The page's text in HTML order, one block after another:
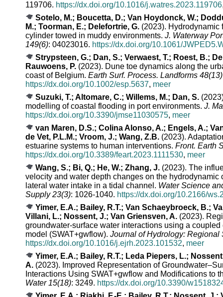
119706. https://dx.doi.org/10.1016/j.watres.2023.119706
Sotelo, M.; Boucetta, D.; Van Hoydonck, W.;
M.; Toorman, E.; Delefortrie, G. (2023). Hydrodynamic
cylinder towed in muddy environments. J. Waterway
149(6): 04023016. https://dx.doi.org/10.1061/
Strypsteen, G.; Dan, S.; Verwaest, T.; Roest, B.;
Rauwoens, P. (2023). Dune toe dynamics along the
coast of Belgium. Earth Surf. Process. Landforms 48(13)
https://dx.doi.org/10.1002/esp.5637, meer
Suzuki, T.; Altomare, C.; Willems, M.; Dan, S.
modelling of coastal flooding in port environments. J.
https://dx.doi.org/10.3390/jmse11030575, meer
van Maren, D.S.; Colina Alonso, A.; Engels, A.;
de Vet, P.L.M.; Vroom, J.; Wang, Z.B. (2023).
estuarine systems to human interventions. Front. Earth
https://dx.doi.org/10.3389/feart.2023.1111530, meer
Wang, S.; Bi, Q.; He, W.; Zhang, J. (2023). The
velocity and water depth changes on the hydrodynamic
lateral water intake in a tidal channel. Water Science
Supply 23(3): 1026-1040. https://dx.doi.org/10.2166/
Yimer, E.A.; Bailey, R.T.; Van Schaeybroeck, B.;
Villani, L.; Nossent, J.; Van Griensven, A. (2023).
groundwater-surface water interactions using a
model (SWAT+gwflow). Journal of Hydrology: Regional
https://dx.doi.org/10.1016/j.ejrh.2023.101532, meer
Yimer, E.A.; Bailey, R.T.; Leda Piepers, L.;
A. (2023). Improved Representation of
Interactions Using SWAT+gwflow and Modifications to
Water 15(18): 3249. https://dx.doi.org/10.3390/